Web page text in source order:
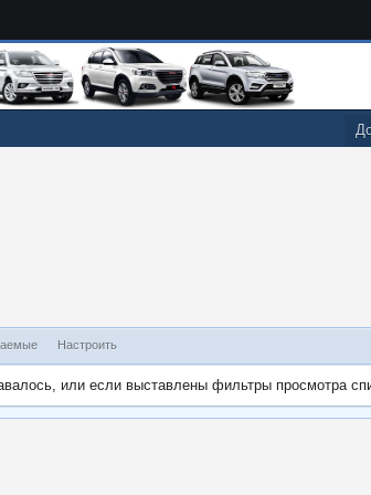
Настроить
или если выставлены фильтры просмотра